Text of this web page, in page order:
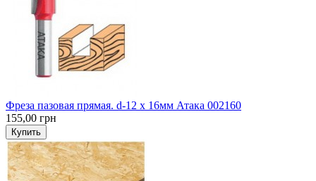
Фреза пазовая прямая. d-12 х 16мм Атака 002160
155,00 грн
Купить